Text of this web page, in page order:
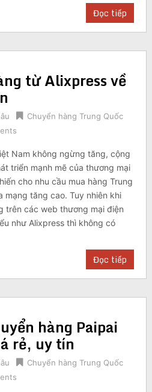
Đọc tiếp
từ Alixpress về
Chuyển hàng Trung Quốc
Nam không ngừng tăng, cộng
triển mạnh mẽ của thương mại
cho nhu cầu mua hàng Trung
mạng tăng cao. Tuy nhiên khi
trên các web thương mại điện
như Alixpress thì không có
Đọc tiếp
hàng Paipai
rẻ, uy tín
Chuyển hàng Trung Quốc